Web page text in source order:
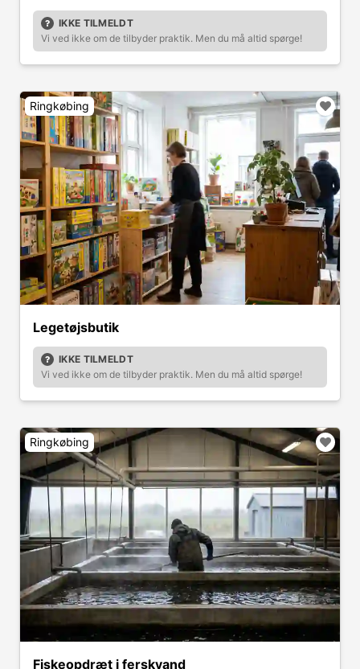
IKKE TILMELDT
Vi ved ikke om de tilbyder praktik. Men du må altid spørge!
Ringkøbing
Legetøjsbutik
IKKE TILMELDT
Vi ved ikke om de tilbyder praktik. Men du må altid spørge!
Ringkøbing
Fiskeopdræt i ferskvand